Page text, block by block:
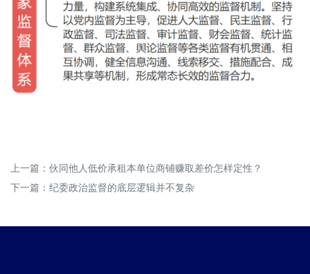
上一篇： 伙同他人低价承租本单位商铺赚取差价怎样定性？
下一篇： 纪委政治监督的底层逻辑并不复杂